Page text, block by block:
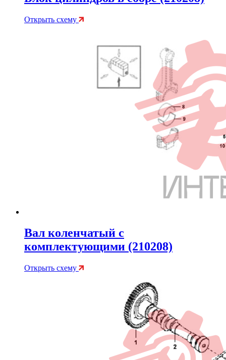
Открыть схему
Вал коленчатый с
комплектующими (210208)
Открыть схему